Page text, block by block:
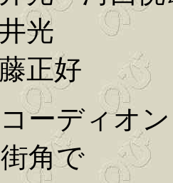
光
正好
ーディオン
角で